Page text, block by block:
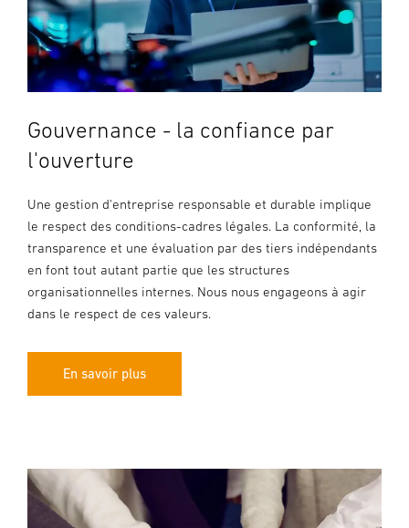
Gouvernance - la confiance par
l'ouverture
Une gestion d'entreprise responsable et durable implique
le respect des conditions-cadres légales. La conformité, la
transparence et une évaluation par des tiers indépendants
en font tout autant partie que les structures
organisationnelles internes. Nous nous engageons à agir
dans le respect de ces valeurs.
En savoir plus